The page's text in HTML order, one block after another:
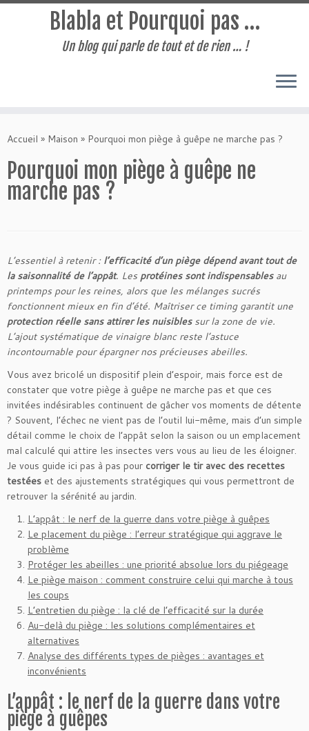
au
Blabla et Pourquoi pas …
Un blog qui parle de tout et de rien … !
Accueil » Maison » Pourquoi mon piège à guêpe ne marche pas​ ?
Pourquoi mon piège à guêpe ne
marche pas​ ?
L’essentiel à retenir : l’efficacité d’un piège dépend avant tout de
la saisonnalité de l’appât. Les protéines sont indispensablesau
printemps pour les reines, alors que les mélanges sucrés
fonctionnent mieux en fin d’été. Maîtriser ce timing garantit une
protection réelle sans attirer les nuisiblessur la zone de vie.
L’ajout systématique de vinaigre blanc reste l’astuce
incontournable pour épargner nos précieuses abeilles.
Vous avez bricolé un dispositif plein d’espoir, mais force est de
constater que votre piège à guêpe ne marche pas et que ces
invitées indésirables continuent de gâcher vos moments de détente
? Souvent, l’échec ne vient pas de l’outil lui-même, mais d’un simple
détail comme le choix de l’appât selon la saison ou un emplacement
mal calculé qui attire les insectes vers vous au lieu de les éloigner.
Je vous guide ici pas à pas pour corriger le tir avec des recettes
testées et des ajustements stratégiques qui vous permettront de
retrouver la sérénité au jardin.
L’appât : le nerf de la guerre dans votre piège à guêpes
Le placement du piège : l’erreur stratégique qui aggrave le
problème
Protéger les abeilles : une priorité absolue lors du piégeage
Le piège maison : comment construire celui qui marche à tous
les coups
L’entretien du piège : la clé de l’efficacité sur la durée
Au-delà du piège : les solutions complémentaires et
alternatives
Analyse des différents types de pièges : avantages et
inconvénients
L’appât : le nerf de la guerre dans votre
piège à guêpes